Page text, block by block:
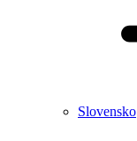
Slovensko